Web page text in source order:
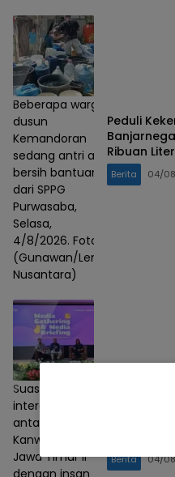
Beberapa warga
dusun
Kemandoran
sedang antri air
bersih bantuan
dari SPPG
Purwasaba,
Selasa,
4/8/2026. Foto :
(Gunawan/Lensa
Nusantara)
Peduli
Ribuan
Berita 04/
Suasana dialog
interaktif
antara jajaran
Kanwil DJP
Jawa Timur II
DJP
Berita 04/